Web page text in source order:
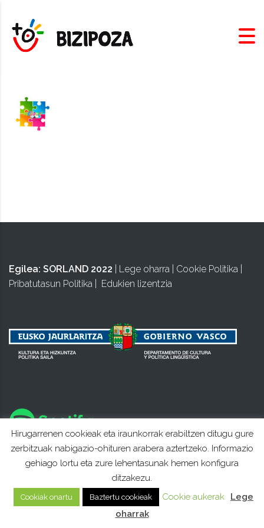
Egilea: SORLAND 2022 Lege oharra Cookie Politika
Pribatutasun Politika
Edukien lizentzia
Hirugarrenen cookieak eta iraunkorrak erabiltzen ditugu gure
zerbitzuak nabigazio-ohituren arabera aztertzeko. Informazio
gehiago lortu eta zure lehentasunak hemen konfigura
ditzakezu.
Cookiak onartu Baztertu cookieak Cookie aukerak
Lege
oharrak